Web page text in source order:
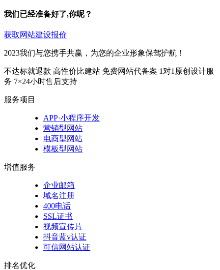
我们已经准备好了,你呢？
获取网站建设报价
2023我们与您携手共赢，为您的企业形象保驾护航！
不达标就退款 高性价比建站 免费网站代备案 1对1原创设计服
务 7×24小时售后支持
服务项目
APP·小程序开发
营销型网站
电商型网站
模板型网站
增值服务
企业邮箱
域名注册
400电话
SSL证书
视频宣传片
抖音蓝v认证
可信网站认证
排名优化